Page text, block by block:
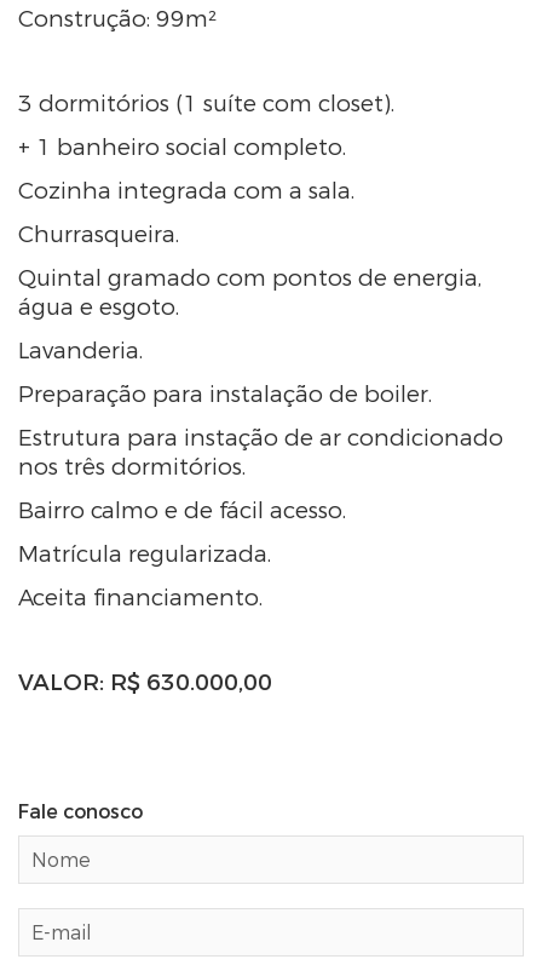
Construção: 99m²
3 dormitórios (1 suíte com closet).
+ 1 banheiro social completo.
Cozinha integrada com a sala.
Churrasqueira.
Quintal gramado com pontos de energia,
água e esgoto.
Lavanderia.
Preparação para instalação de boiler.
Estrutura para instação de ar condicionado
nos três dormitórios.
Bairro calmo e de fácil acesso.
Matrícula regularizada.
Aceita financiamento.
VALOR: R$ 630.000,00
Fale conosco